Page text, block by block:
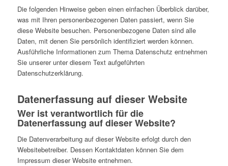
Die folgenden Hinweise geben einen einfachen Überblick darüber,
was mit Ihren personenbezogenen Daten passiert, wenn Sie
diese Website besuchen. Personenbezogene Daten sind alle
Daten, mit denen Sie persönlich identifiziert werden können.
Ausführliche Informationen zum Thema Datenschutz entnehmen
Sie unserer unter diesem Text aufgeführten
Datenschutzerklärung.
Datenerfassung auf dieser Website
Wer ist verantwortlich für die
Datenerfassung auf dieser Website?
Die Datenverarbeitung auf dieser Website erfolgt durch den
Websitebetreiber. Dessen Kontaktdaten können Sie dem
Impressum dieser Website entnehmen.